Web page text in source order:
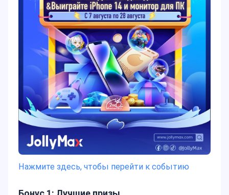
Нажмите здесь, чтобы перейти к событию